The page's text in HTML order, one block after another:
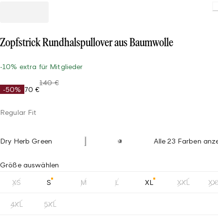
Zopfstrick Rundhalspullover aus Baumwolle
-10% extra für Mitglieder
-50% 70 €
140 €
Regular Fit
Dry Herb Green Alle 23 Farben
Größe auswählen
XS S M L XL XXL
4XL 5XL